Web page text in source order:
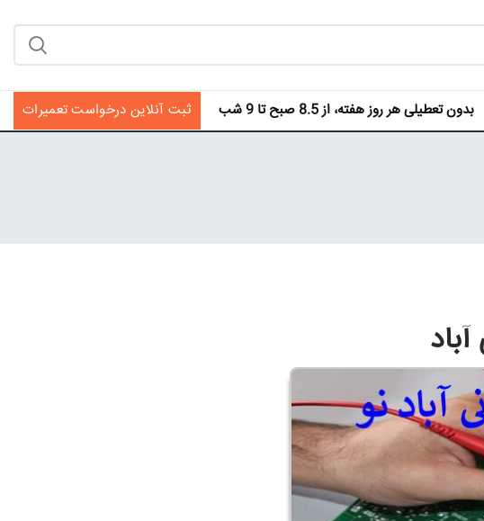
بدون تعطیلی هر روز هفته، از 8.5 صبح تا 9 شب ثبت آنلاین درخواست تعمیرات